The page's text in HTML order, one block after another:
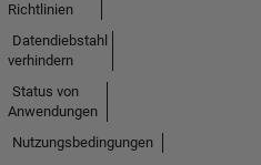
Richtlinien
Datendiebstahl
verhindern
Status von
Anwendungen
Nutzungsbedingungen